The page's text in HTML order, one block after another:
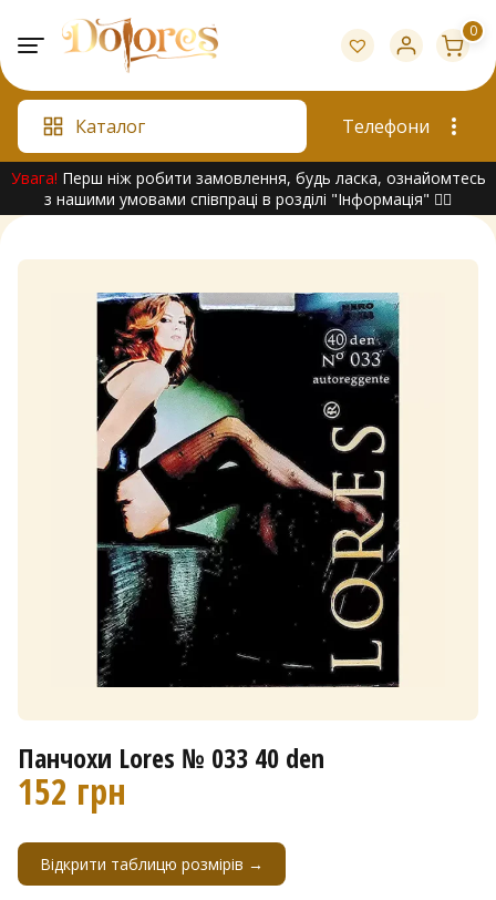
content
0
Каталог Телефони
Увага! Перш ніж робити замовлення, будь ласка, ознайомтесь
з нашими умовами співпраці в розділі "Інформація" 👇🏻
Панчохи Lores № 033 40 den
152 грн
Відкрити таблицю розмірів →